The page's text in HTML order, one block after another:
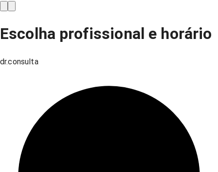
Escolha profissional e horário
dr.consulta